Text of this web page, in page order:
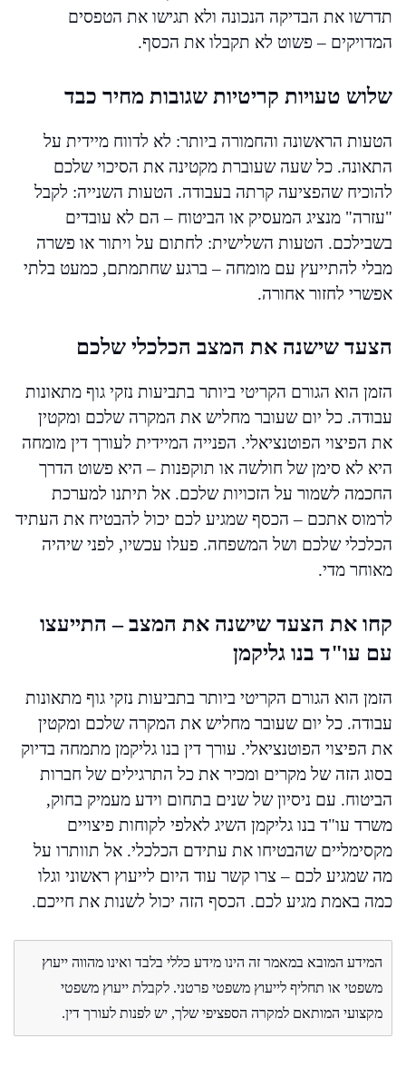
תדרשו את הבדיקה הנכונה ולא תגישו את הטפסים
המדויקים – פשוט לא תקבלו את הכסף.
שלוש טעויות קריטיות שגובות מחיר כבד
הטעות הראשונה והחמורה ביותר: לא לדווח מיידית על
התאונה. כל שעה שעוברת מקטינה את הסיכוי שלכם
להוכיח שהפציעה קרתה בעבודה. הטעות השנייה: לקבל
"עזרה" מנציג המעסיק או הביטוח – הם לא עובדים
בשבילכם. הטעות השלישית: לחתום על ויתור או פשרה
מבלי להתייעץ עם מומחה – ברגע שחתמתם, כמעט בלתי
אפשרי לחזור אחורה.
הצעד שישנה את המצב הכלכלי שלכם
הזמן הוא הגורם הקריטי ביותר בתביעות נזקי גוף מתאונות
עבודה. כל יום שעובר מחליש את המקרה שלכם ומקטין
את הפיצוי הפוטנציאלי. הפנייה המיידית לעורך דין מומחה
היא לא סימן של חולשה או תוקפנות – היא פשוט הדרך
החכמה לשמור על הזכויות שלכם. אל תיתנו למערכת
לרמוס אתכם – הכסף שמגיע לכם יכול להבטיח את העתיד
הכלכלי שלכם ושל המשפחה. פעלו עכשיו, לפני שיהיה
מאוחר מדי.
קחו את הצעד שישנה את המצב – התייעצו
עם עו"ד בנו גליקמן
הזמן הוא הגורם הקריטי ביותר בתביעות נזקי גוף מתאונות
עבודה. כל יום שעובר מחליש את המקרה שלכם ומקטין
את הפיצוי הפוטנציאלי. עורך דין בנו גליקמן מתמחה בדיוק
בסוג הזה של מקרים ומכיר את כל התרגילים של חברות
הביטוח. עם ניסיון של שנים בתחום וידע מעמיק בחוק,
משרד עו"ד בנו גליקמן השיג לאלפי לקוחות פיצויים
מקסימליים שהבטיחו את עתידם הכלכלי. אל תוותרו על
מה שמגיע לכם – צרו קשר עוד היום לייעוץ ראשוני וגלו
כמה באמת מגיע לכם. הכסף הזה יכול לשנות את חייכם.
המידע המובא במאמר זה הינו מידע כללי בלבד ואינו מהווה ייעוץ
משפטי או תחליף לייעוץ משפטי פרטני. לקבלת ייעוץ משפטי
מקצועי המותאם למקרה הספציפי שלך, יש לפנות לעורך דין.